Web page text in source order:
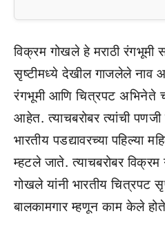
विक्रम गोखले हे मराठी रंगभूमी
सृष्टीमध्ये देखील गाजलेले नाव
रंगभूमी आणि चित्रपट अभिनेते
आहेत. त्याचबरोबर त्यांची पणजी
भारतीय पडद्यावरच्या पहिल्या
म्हटले जाते. त्याचबरोबर
गोखले यांनी भारतीय चित्रपट
बालकामगार म्हणून काम केले